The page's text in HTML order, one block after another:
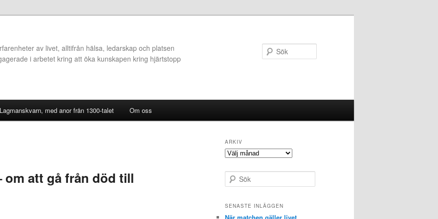
av livet, alltifrån hälsa, ledarskap och platsen
i arbetet kring att öka kunskapen kring hjärtstopp
med anor från 1300-talet Om oss
om att gå från död till
ARKIV
Arkiv
ö
SENASTE INLÄGGEN